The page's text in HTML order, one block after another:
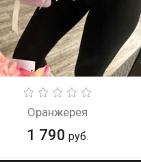
Оранжерея
1 790 руб.